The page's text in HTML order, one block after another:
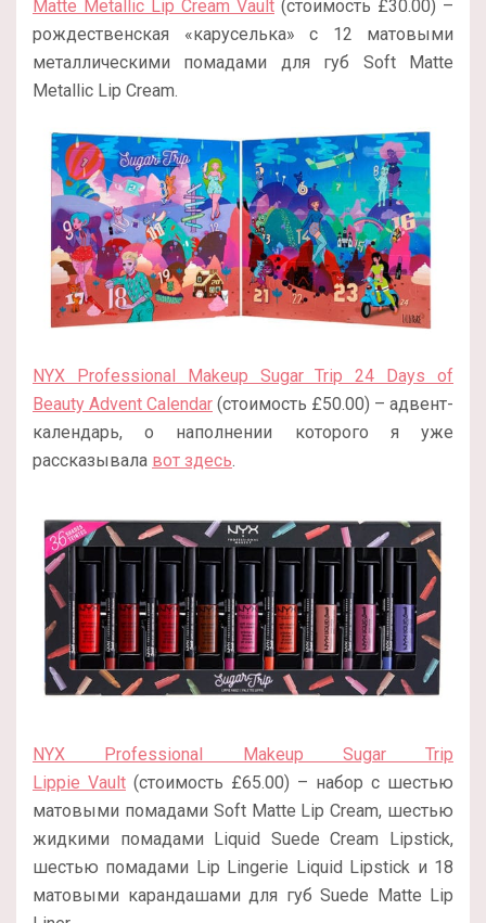
Matte Metallic Lip Cream Vault (стоимость £30.00) –
рождественская «каруселька» с 12 матовыми
металлическими помадами для губ Soft Matte
Metallic Lip Cream.
NYX Professional Makeup Sugar Trip 24 Days of
Beauty Advent Calendar (стоимость £50.00) – адвент-
календарь, о наполнении которого я уже
рассказывала вот здесь.
NYX Professional Makeup Sugar Trip
Lippie Vault (стоимость £65.00) – набор с шестью
матовыми помадами Soft Matte Lip Cream, шестью
жидкими помадами Liquid Suede Cream Lipstick,
шестью помадами Lip Lingerie Liquid Lipstick и 18
матовыми карандашами для губ Suede Matte Lip